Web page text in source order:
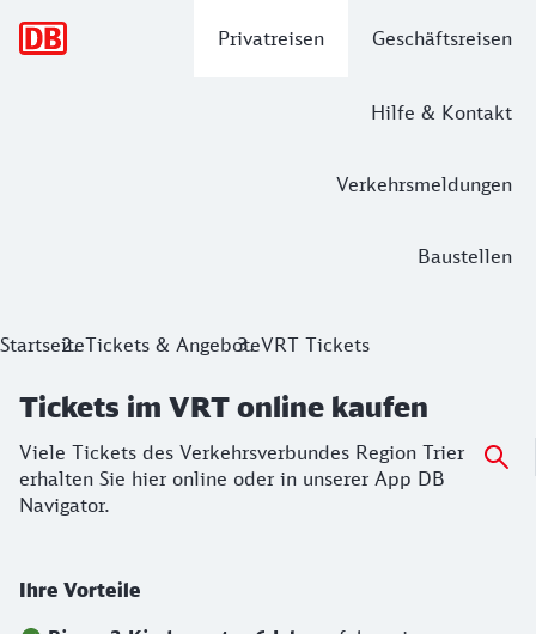
Privatreisen Geschäftsreisen
Hilfe & Kontakt
Verkehrsmeldungen
Baustellen
Tickets im VRT online kaufen
StartseiteTickets & AngeboteVRT Tickets
Tickets im VRT online kaufen
Viele Tickets des Verkehrsverbundes Region Trier
erhalten Sie hier online oder in unserer App DB
Navigator.
Ihre Vorteile